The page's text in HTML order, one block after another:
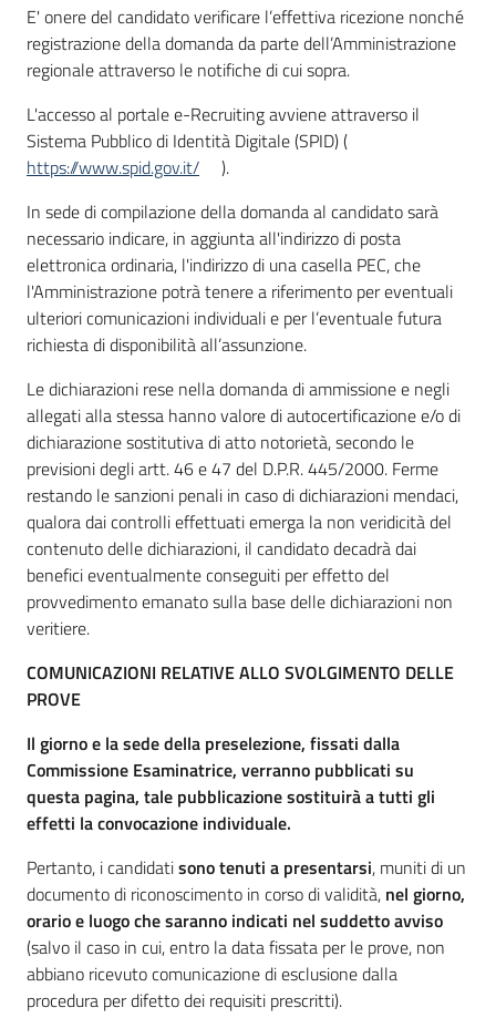
E' onere del candidato verificare l’effettiva ricezione nonché
registrazione della domanda da parte dell’Amministrazione
regionale attraverso le notifiche di cui sopra.
L'accesso al portale e-Recruiting avviene attraverso il
Sistema Pubblico di Identità Digitale (SPID) (
https://www.spid.gov.it/
).
In sede di compilazione della domanda al candidato sarà
necessario indicare, in aggiunta all'indirizzo di posta
elettronica ordinaria, l'indirizzo di una casella PEC, che
l'Amministrazione potrà tenere a riferimento per eventuali
ulteriori comunicazioni individuali e per l’eventuale futura
richiesta di disponibilità all’assunzione.
Le dichiarazioni rese nella domanda di ammissione e negli
allegati alla stessa hanno valore di autocertificazione e/o di
dichiarazione sostitutiva di atto notorietà, secondo le
previsioni degli artt. 46 e 47 del D.P.R. 445/2000. Ferme
restando le sanzioni penali in caso di dichiarazioni mendaci,
qualora dai controlli effettuati emerga la non veridicità del
contenuto delle dichiarazioni, il candidato decadrà dai
benefici eventualmente conseguiti per effetto del
provvedimento emanato sulla base delle dichiarazioni non
veritiere.
COMUNICAZIONI RELATIVE ALLO SVOLGIMENTO DELLE
PROVE
Il giorno e la sede della preselezione, fissati dalla
Commissione Esaminatrice, verranno pubblicati su
questa pagina, tale pubblicazione sostituirà a tutti gli
effetti la convocazione individuale.
Pertanto, i candidatisono tenuti a presentarsi, muniti di un
documento di riconoscimento in corso di validità, nel giorno,
orario e luogo che saranno indicati nel suddetto avviso
(salvo il caso in cui, entro la data fissata per le prove, non
abbiano ricevuto comunicazione di esclusione dalla
procedura per difetto dei requisiti prescritti).